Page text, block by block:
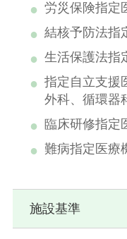
労災保険指定
結核予防法指
生活保護法指
指定自立支援
外科、循環器
臨床研修指定
難病指定医療
施設基準